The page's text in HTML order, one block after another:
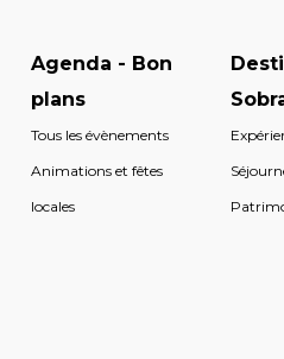
Agenda - Bon
plans
Tous les évènements
Animations et fêtes
locales